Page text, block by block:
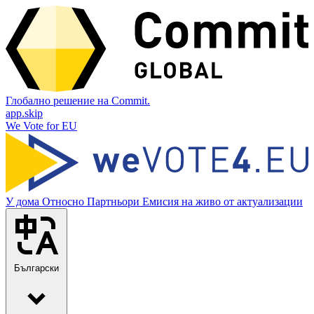
Глобално решение на Commit.
app.skip
We Vote for EU
У дома Относно Партньори Емисия на живо от актуализации
Български